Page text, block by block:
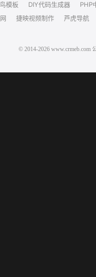
模板 DIY代码生成器
PHP
捷映视频制作 芦虎导航
© 2014-2026